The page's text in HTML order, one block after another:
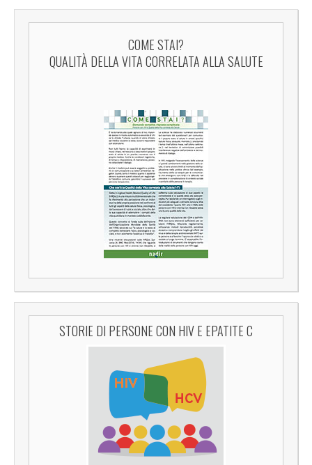
COME STAI?
QUALITÀ DELLA VITA CORRELATA ALLA SALUTE
STORIE DI PERSONE CON HIV E EPATITE C